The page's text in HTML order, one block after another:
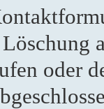
oder